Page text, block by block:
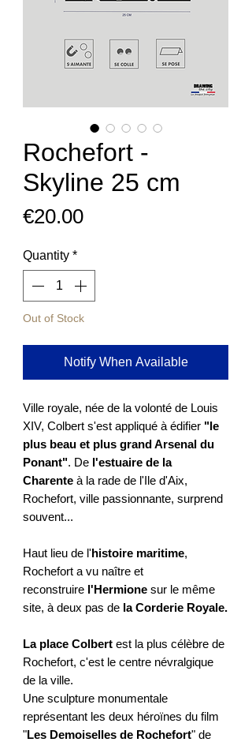
Rochefort -
Skyline 25 cm
€20.00Price
Quantity *
Out of Stock
Notify When Available
Ville royale, née de la volonté de Louis
XIV, Colbert s'est appliqué à édifier "le
plus beau et plus grand Arsenal du
Ponant". De l'estuaire de la
Charente à la rade de l'Ile d'Aix,
Rochefort, ville passionnante, surprend
souvent...
Haut lieu de l'histoire maritime,
Rochefort a vu naître et
reconstruire l'Hermione sur le même
site, à deux pas de la Corderie Royale.
La place Colbert est la plus célèbre de
Rochefort, c'est le centre névralgique
de la ville.
Une sculpture monumentale
représentant les deux héroïnes du film
"Les Demoiselles de Rochefort" de